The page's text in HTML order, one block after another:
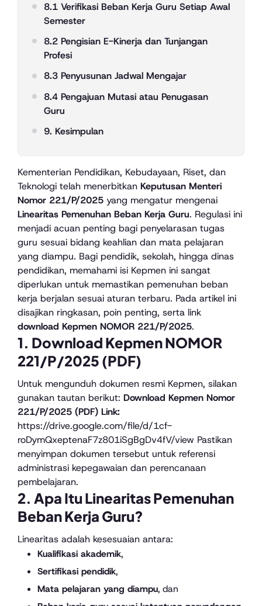
8.1 Verifikasi Beban Kerja Guru Setiap Awal
Semester
8.2 Pengisian E-Kinerja dan Tunjangan
Profesi
8.3 Penyusunan Jadwal Mengajar
8.4 Pengajuan Mutasi atau Penugasan
Guru
9. Kesimpulan
Kementerian Pendidikan, Kebudayaan, Riset, dan
Teknologi telah menerbitkan Keputusan Menteri
Nomor 221/P/2025 yang mengatur mengenai
Linearitas Pemenuhan Beban Kerja Guru. Regulasi ini
menjadi acuan penting bagi penyelarasan tugas
guru sesuai bidang keahlian dan mata pelajaran
yang diampu. Bagi pendidik, sekolah, hingga dinas
pendidikan, memahami isi Kepmen ini sangat
diperlukan untuk memastikan pemenuhan beban
kerja berjalan sesuai aturan terbaru. Pada artikel ini
disajikan ringkasan, poin penting, serta link
download Kepmen NOMOR 221/P/2025.
1. Download Kepmen NOMOR
221/P/2025 (PDF)
Untuk mengunduh dokumen resmi Kepmen, silakan
gunakan tautan berikut: Download Kepmen Nomor
221/P/2025 (PDF) Link:
https://drive.google.com/file/d/1cf-
roDymQxeptenaF7z801iSgBgDv4fV/view Pastikan
menyimpan dokumen tersebut untuk referensi
administrasi kepegawaian dan perencanaan
pembelajaran.
2. Apa Itu Linearitas Pemenuhan
Beban Kerja Guru?
Linearitas adalah kesesuaian antara:
Kualifikasi akademik,
Sertifikasi pendidik,
Mata pelajaran yang diampu, dan